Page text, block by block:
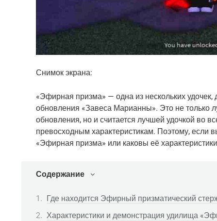
Снимок экрана:
«Эфирная призма» — одна из нескольких
обновления «Завеса Марианны». Это не только
обновления, но и считается лучшей удочкой во
превосходным характеристикам. Поэтому, если
«Эфирная призма» или каковы её
Содержание
Где находится Эфирный призматический
Характеристики и демонстрация удилища